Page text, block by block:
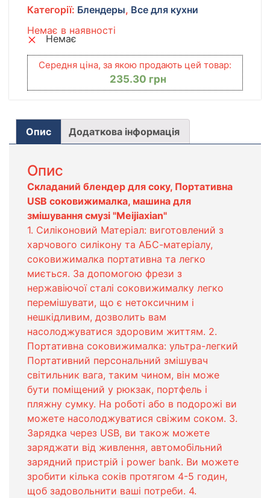
Категорії: Блендеры, Все для кухни
Немає в наявності
Немає
Середня ціна, за якою продають цей товар:
235.30 грн
Опис Додаткова інформація
Опис
Складаний блендер для соку, Портативна
USB соковижималка, машина для
змішування смузі "Meijiaxian"
1. Силіконовий Матеріал: виготовлений з
харчового силікону та АБС-матеріалу,
соковижималка портативна та легко
миється. За допомогою фрези з
нержавіючої сталі соковижималку легко
перемішувати, що є нетоксичним і
нешкідливим, дозволить вам
насолоджуватися здоровим життям. 2.
Портативна соковижималка: ультра-легкий
Портативний персональний змішувач
світильник вага, таким чином, він може
бути поміщений у рюкзак, портфель і
пляжну сумку. На роботі або в подорожі ви
можете насолоджуватися свіжим соком. 3.
Зарядка через USB, ви також можете
заряджати від живлення, автомобільний
зарядний пристрій і power bank. Ви можете
зробити кілька соків протягом 4-5 годин,
щоб задовольнити ваші потреби. 4.